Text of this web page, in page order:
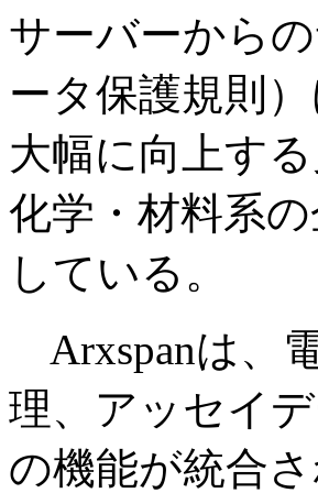
サーバーから
ータ保護規則
大幅に向上す
化学・材料系
している。
Arxspanは、
理、アッセイ
の機能が統合